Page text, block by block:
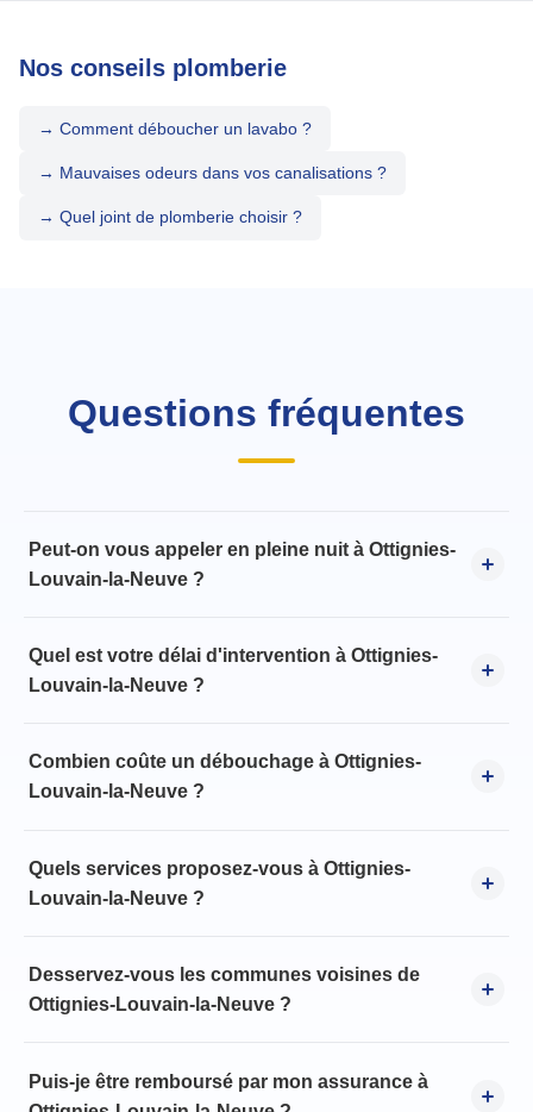
Nos conseils plomberie
→ Comment déboucher un lavabo ?
→ Mauvaises odeurs dans vos canalisations ?
→ Quel joint de plomberie choisir ?
Questions fréquentes
Peut-on vous appeler en pleine nuit à Ottignies-
Louvain-la-Neuve ?
Quel est votre délai d'intervention à Ottignies-
Louvain-la-Neuve ?
Combien coûte un débouchage à Ottignies-
Louvain-la-Neuve ?
Quels services proposez-vous à Ottignies-
Louvain-la-Neuve ?
Desservez-vous les communes voisines de
Ottignies-Louvain-la-Neuve ?
Puis-je être remboursé par mon assurance à